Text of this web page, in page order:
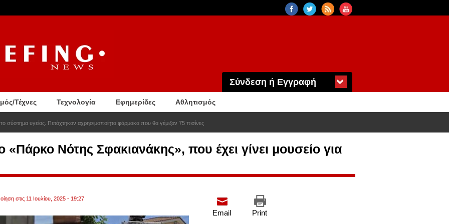
Σύνδεση ή Εγγραφή
Τέχνες Τεχνολογία Εφημερίδες Αθλητισμός
σύστημα υγείας. Πετάχτηκαν αχρησιμοποίητα φάρμακα που θα γέμιζαν 75 πισίνες
Νότης Σφακιανάκης», που έχει γίνει μουσείο για
στις 11 Ιουλίου, 2025 - 19:27
Print
Email